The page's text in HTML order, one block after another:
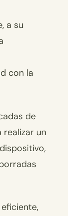
a su
con la
de
realizar un